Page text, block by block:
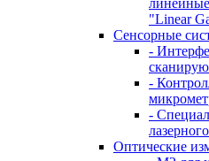
"Linear
Сенсорные
-
-
-
Оптические